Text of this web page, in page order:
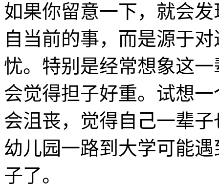
如果你留意一下，就会
自当前的事，而是源于
忧。特别是经常想象这
会觉得担子好重。试想
会沮丧，觉得自己一辈
幼儿园一路到大学可能
子了。